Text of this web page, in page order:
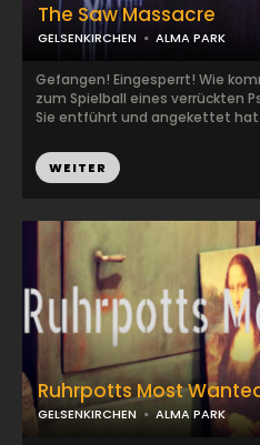
The Saw Massacre
GELSENKIRCHEN ALMA PARK
Gefangen! Eingesperrt! Wie
zum Spielball eines verrückten
Sie entführt und angekettet hat.
WEITER
Ruhrpotts Most
GELSENKIRCHEN ALMA PARK